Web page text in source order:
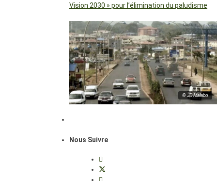
Vision 2030 » pour l’élimination du paludisme
© JD Malabo
Nous Suivre